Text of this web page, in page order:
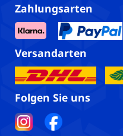
Zahlungsarten
Versandarten
Folgen Sie uns